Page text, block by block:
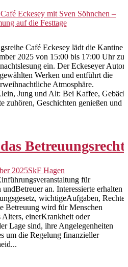
Café Eckesey lädt die Kantine
2025 von 15:00 bis 17:00 Uhr zu
ein. Der Eckeseyer Autor
Werken und entführt die
Atmosphäre.
Jung und Alt: Bei Kaffee, Gebäck
zuhören, Geschichten genießen und
Betreuungsrecht
2025SkF Hagen
für
an. Interessierte erhalten
wichtigeAufgaben, Rechte
Betreuung wird für Menschen
Alters, einerKrankheit oder
Lage sind, ihre Angelegenheiten
um die Regelung finanzieller